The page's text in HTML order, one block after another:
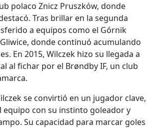
polaco Znicz Pruszków, donde
Tras brillar en la segunda
a equipos como el Górnik
donde continuó acumulando
En 2015, Wilczek hizo su llegada a
al fichar por el Brøndby IF, un club
se convirtió en un jugador clave,
equipo con su instinto goleador y
Su capacidad para marcar goles